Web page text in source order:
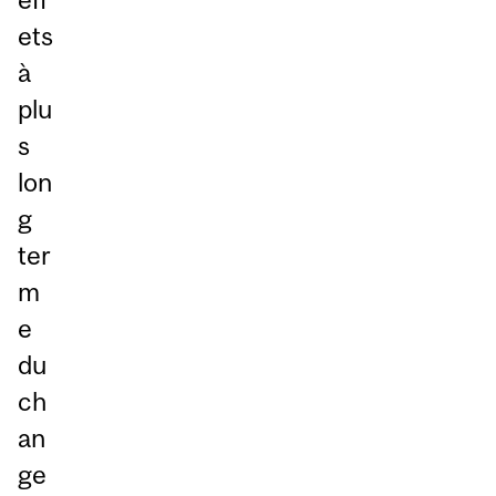
ets
à
plu
s
lon
g
ter
m
e
du
ch
an
ge